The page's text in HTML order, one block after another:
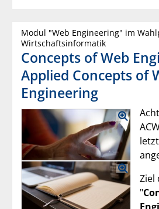
Modul "Web Engineering" im
Wirtschaftsinformatik
Concepts of Web
Applied Concepts of
Engineering
Ziel
"